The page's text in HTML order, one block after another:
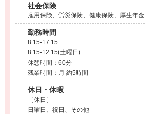
社会保険
雇用保険、労災保険、健康保険、厚生年金
勤務時間
8:15-17:15
8:15-12:15(土曜日)
休憩時間：60分
残業時間：月 約5時間
休日・休暇
［休日］
日曜日、祝日、その他